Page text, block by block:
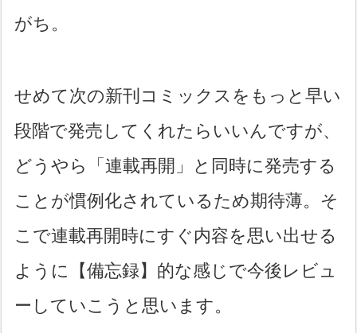
がち。
せめて次の新刊コミックスをもっと早い
段階で発売してくれたらいいんですが、
どうやら「連載再開」と同時に発売する
ことが慣例化されているため期待薄。そ
こで連載再開時にすぐ内容を思い出せる
ように【備忘録】的な感じで今後レビュ
ーしていこうと思います。